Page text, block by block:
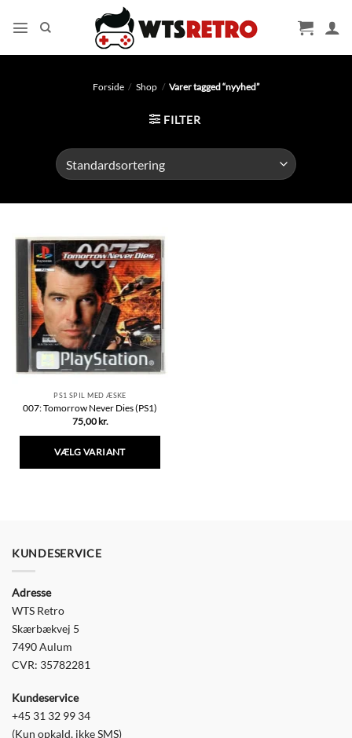
Forside / Shop / Varer tagged “nyyhed”
FILTER
PS1 SPIL MED ÆSKE
007: Tomorrow Never Dies (PS1)
75,00 kr.
VÆLG VARIANT
Mulighederne
KUNDESERVICE
Adresse
WTS Retro
Skærbækvej 5
7490 Aulum
CVR: 35782281
Kundeservice
+45 31 32 99 34
(Kun opkald, ikke SMS)